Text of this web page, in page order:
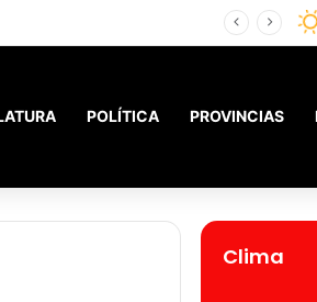
POLÍTICA PROVINCIAS
Clima